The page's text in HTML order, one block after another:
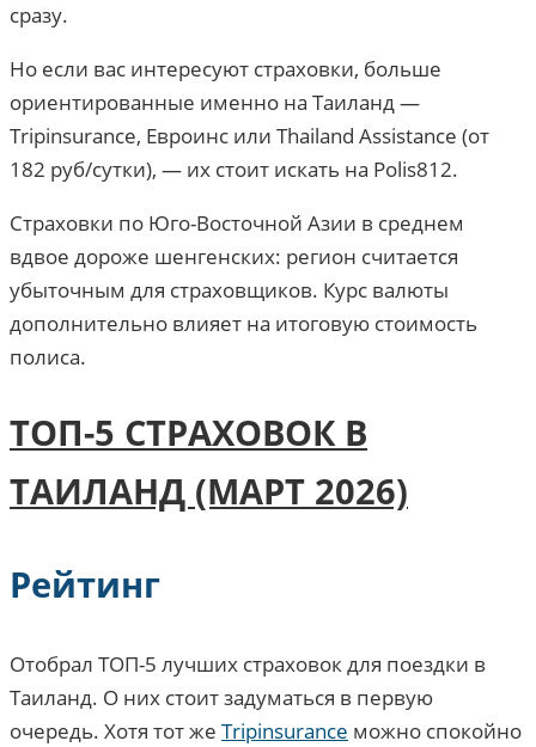
сразу.
Но если вас интересуют страховки, больше
ориентированные именно на Таиланд —
Tripinsurance, Евроинс или Thailand Assistance (от
182 руб/сутки), — их стоит искать на Polis812.
Страховки по Юго-Восточной Азии в среднем
вдвое дороже шенгенских: регион считается
убыточным для страховщиков. Курс валюты
дополнительно влияет на итоговую стоимость
полиса.
ТОП-5 СТРАХОВОК В
ТАИЛАНД (МАРТ 2026)
Рейтинг
Отобрал ТОП-5 лучших страховок для поездки в
Таиланд. О них стоит задуматься в первую
очередь. Хотя тот же Tripinsurance можно спокойно